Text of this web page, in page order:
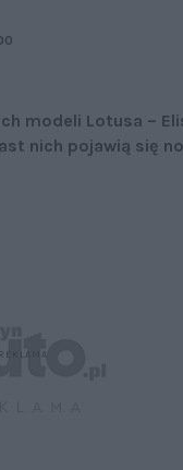
modeli Lotusa –
nich pojawią się